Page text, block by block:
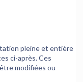
pleine et entière
ci-après. Ces
modifiées ou